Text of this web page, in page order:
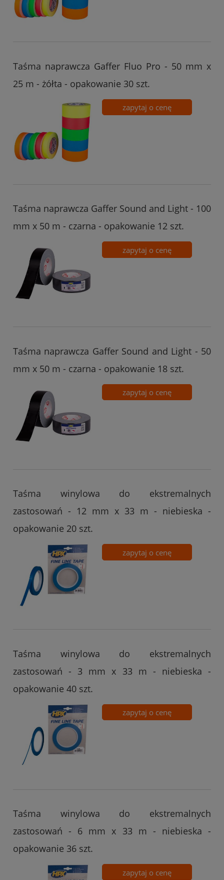
Taśma naprawcza Gaffer Fluo Pro - 50 mm x
25 m - żółta - opakowanie 30 szt.
zapytaj o cenę
Taśma naprawcza Gaffer Sound and Light - 100
mm x 50 m - czarna - opakowanie 12 szt.
zapytaj o cenę
Taśma naprawcza Gaffer Sound and Light - 50
mm x 50 m - czarna - opakowanie 18 szt.
zapytaj o cenę
Taśma winylowa do ekstremalnych
zastosowań - 12 mm x 33 m - niebieska -
opakowanie 20 szt.
zapytaj o cenę
Taśma winylowa do ekstremalnych
zastosowań - 3 mm x 33 m - niebieska -
opakowanie 40 szt.
zapytaj o cenę
Taśma winylowa do ekstremalnych
zastosowań - 6 mm x 33 m - niebieska -
opakowanie 36 szt.
zapytaj o cenę